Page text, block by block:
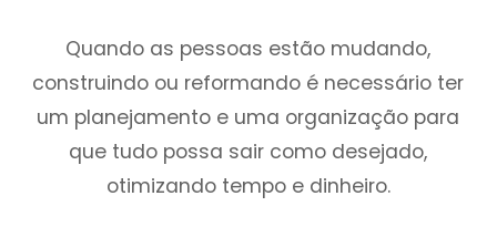
Quando as pessoas estão mudando,
construindo ou reformando é necessário ter
um planejamento e uma organização para
que tudo possa sair como desejado,
otimizando tempo e dinheiro.